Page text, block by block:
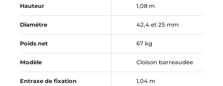
Hauteur 1,08 m
Diamètre 42,4 et 25 mm
Poids net 67 kg
Modèle Cloison barreaudée
Entraxe de fixation 1,04 m